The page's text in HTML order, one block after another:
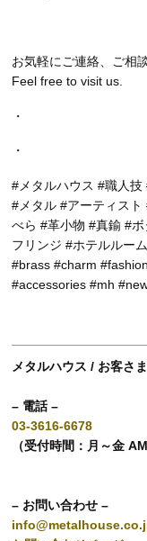
お気軽にご連絡、ご相
Feel free to visit us.
・
・
#メタルハウス #職人
#メタル #アーティス
べら #革小物 #真鍮 #
フリンジ #ホテルルー
#brass #charm
#accessories #mh
メタルハウス / お客さ
– 電話 –
03-3616-6678
（受付時間：月～金
– お問い合わせ –